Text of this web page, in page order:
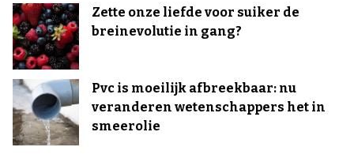
Zette onze liefde voor suiker de
breinevolutie in gang?
Pvc is moeilijk afbreekbaar: nu
veranderen wetenschappers het in
smeerolie